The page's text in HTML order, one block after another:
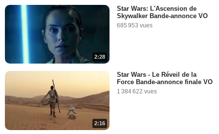
2:30
1:35
Que sait-on sur "Star Wars -
Et si c'était vrai ?
2:28
Star Wars: L'Ascension de
Skywalker Bande-annonce VO
685 953 vues
2:16
Star Wars - Le Réveil de la
Force Bande-annonce finale VO
1 384 622 vues